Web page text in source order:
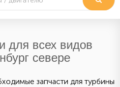
для всех видов
севере
запчасти для турбины